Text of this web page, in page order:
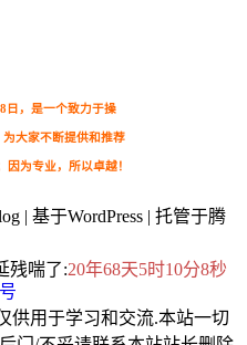
日，是一个致力于操
大家不断提供和推荐
为专业，所以卓越！
| 基于WordPress | 托管于腾
残喘了:20年68天5时10分9秒
供用于学习和交流.本站一切